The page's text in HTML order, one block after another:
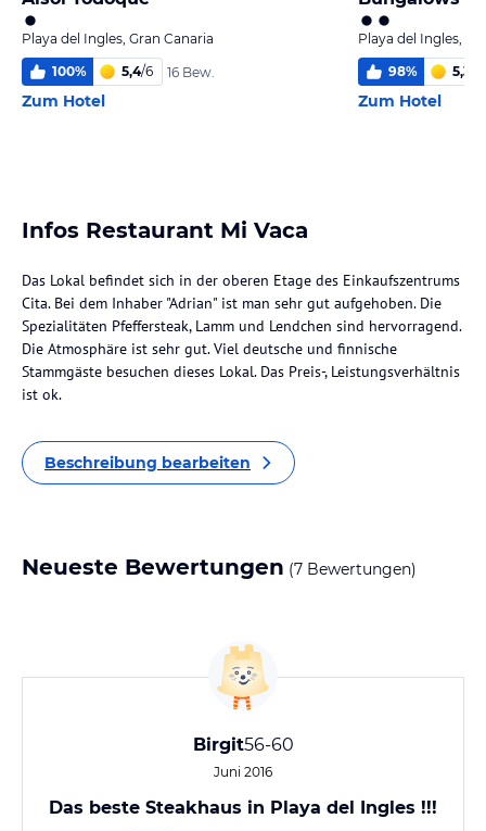
Playa del Ingles, Gran Canaria
100% 5,4/6 16 Bew.
Zum Hotel
Playa del Ingles,
98% 5,3
Zum Hotel
Infos Restaurant Mi Vaca
Das Lokal befindet sich in der oberen Etage des Einkaufszentrums
Cita. Bei dem Inhaber "Adrian" ist man sehr gut aufgehoben. Die
Spezialitäten Pfeffersteak, Lamm und Lendchen sind hervorragend.
Die Atmosphäre ist sehr gut. Viel deutsche und finnische
Stammgäste besuchen dieses Lokal. Das Preis-, Leistungsverhältnis
ist ok.
Beschreibung bearbeiten
Neueste Bewertungen (7 Bewertungen)
Birgit56-60
Juni 2016
Das beste Steakhaus in Playa del Ingles !!!